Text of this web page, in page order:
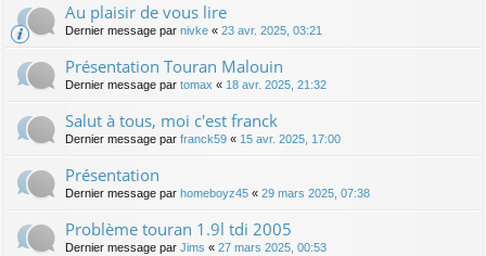
Au plaisir de vous lire
Dernier message par nivke « 23 avr. 2025, 03:21
Présentation Touran Malouin
Dernier message par tomax « 18 avr. 2025, 21:32
Salut à tous, moi c'est franck
Dernier message par franck59 « 15 avr. 2025, 17:00
Présentation
Dernier message par homeboyz45 « 29 mars 2025, 07:38
Problème touran 1.9l tdi 2005
Dernier message par Jims « 27 mars 2025, 00:53